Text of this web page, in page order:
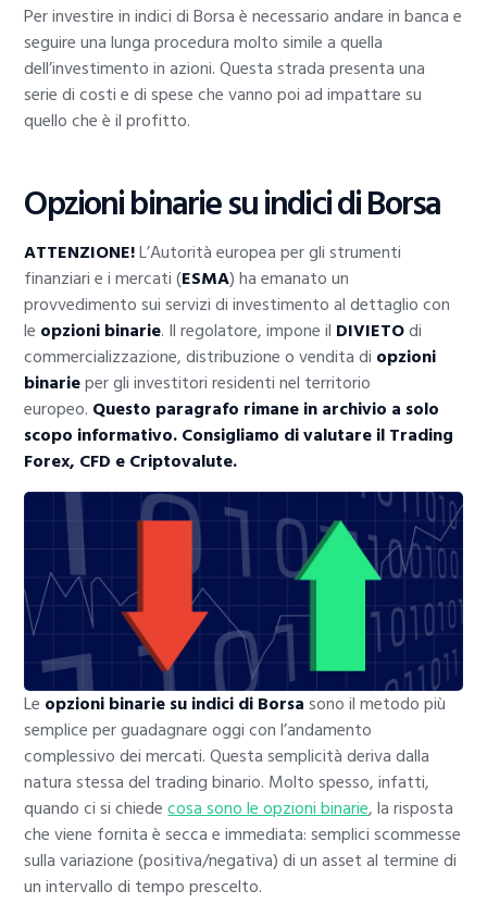
Per investire in indici di Borsa è necessario andare in banca e
seguire una lunga procedura molto simile a quella
dell’investimento in azioni. Questa strada presenta una
serie di costi e di spese che vanno poi ad impattare su
quello che è il profitto.
Opzioni binarie su indici di Borsa
ATTENZIONE!L’Autorità europea per gli strumenti
finanziari e i mercati (ESMA) ha emanato un
provvedimento sui servizi di investimento al dettaglio con
le opzioni binarie. Il regolatore, impone il DIVIETOdi
commercializzazione, distribuzione o vendita di opzioni
binarieper gli investitori residenti nel territorio
europeo. Questo paragrafo rimane in archivio a solo
scopo informativo. Consigliamo di valutare il Trading
Forex, CFD e Criptovalute.
Le opzioni binarie su indici di Borsasono il metodo più
semplice per guadagnare oggi con l’andamento
complessivo dei mercati. Questa semplicità deriva dalla
natura stessa del trading binario. Molto spesso, infatti,
quando ci si chiedecosa sono le opzioni binarie, la risposta
che viene fornita è secca e immediata: semplici scommesse
sulla variazione (positiva/negativa) di un asset al termine di
un intervallo di tempo prescelto.